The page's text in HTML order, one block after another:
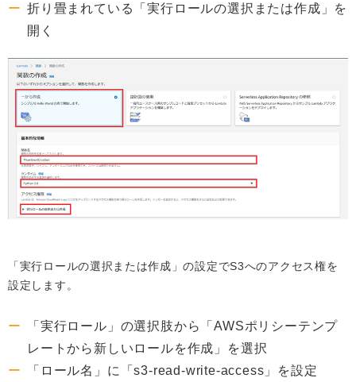
折り畳まれている「実行ロールの選択または作成」を
開く
「実行ロールの選択または作成」の設定でS3へのアクセス権を
設定します。
「実行ロール」の選択肢から「AWSポリシーテンプ
レートから新しいロールを作成」を選択
「ロール名」に「s3-read-write-access」を設定